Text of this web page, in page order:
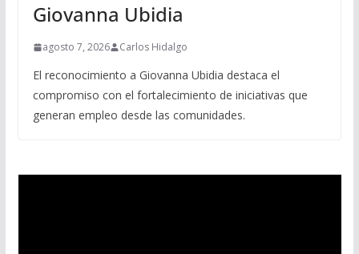
Giovanna Ubidia
agosto 7, 2026 Carlos Hidalgo
El reconocimiento a Giovanna Ubidia destaca el
compromiso con el fortalecimiento de iniciativas que
generan empleo desde las comunidades.